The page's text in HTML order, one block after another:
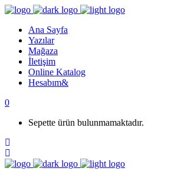
Ana Sayfa
Yazılar
Mağaza
İletişim
Online Katalog
Hesabım
0
Sepette ürün bulunmamaktadır.